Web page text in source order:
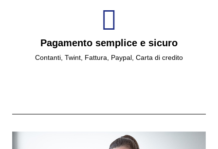
Pagamento semplice e sicuro
Contanti, Twint, Fattura, Paypal, Carta di credito